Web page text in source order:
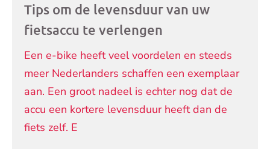
Tips om de levensduur van uw
fietsaccu te verlengen
Een e-bike heeft veel voordelen en steeds
meer Nederlanders schaffen een exemplaar
aan. Een groot nadeel is echter nog dat de
accu een kortere levensduur heeft dan de
fiets zelf. E